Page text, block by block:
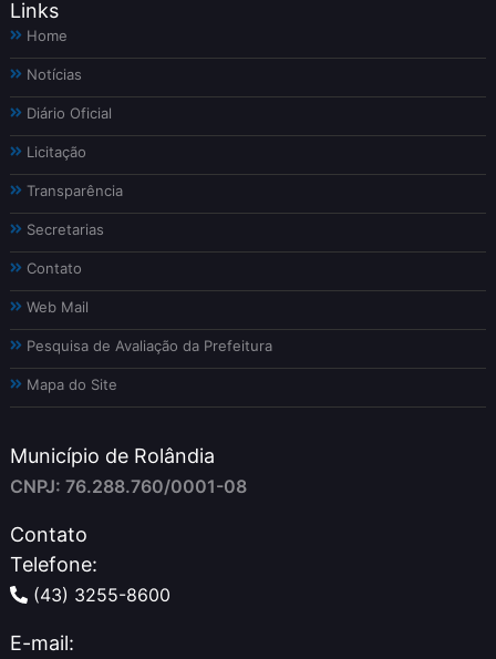
Links
Home
Notícias
Diário Oficial
Licitação
Transparência
Secretarias
Contato
Web Mail
Pesquisa de Avaliação da Prefeitura
Mapa do Site
Município de Rolândia
CNPJ: 76.288.760/0001-08
Contato
Telefone:
(43) 3255-8600
E-mail: